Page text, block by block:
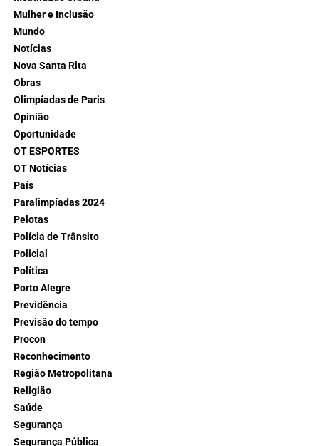
Mulher e Inclusão
Mundo
Notícias
Nova Santa Rita
Obras
Olimpíadas de Paris
Opinião
Oportunidade
OT ESPORTES
OT Notícias
País
Paralimpíadas 2024
Pelotas
Polícia de Trânsito
Policial
Política
Porto Alegre
Previdência
Previsão do tempo
Procon
Reconhecimento
Região Metropolitana
Religião
Saúde
Segurança
Segurança Pública